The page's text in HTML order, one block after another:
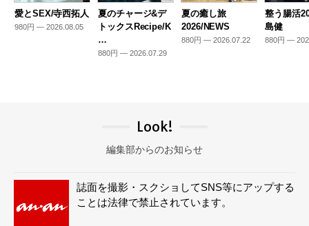
愛とSEX/寺西拓人
980円 — 2026.08.05
夏のチャージ&デ
トックスRecipe/K
…
880円 — 2026.07.29
夏の癒し旅
2026/NEWS
880円 — 2026.07.22
整う腸活
島健
880円 —
Look!
編集部からのお知らせ
誌面を撮影・スクショしてSNS等にアップする
ことは法律で禁止されています。